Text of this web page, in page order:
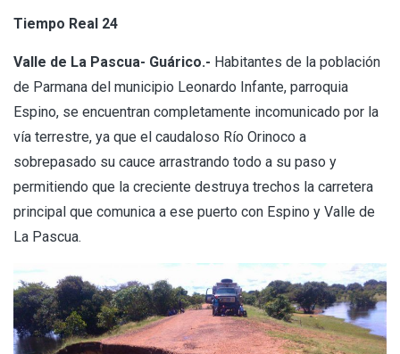
Tiempo Real 24
Valle de La Pascua- Guárico.- Habitantes de la población
de Parmana del municipio Leonardo Infante, parroquia
Espino, se encuentran completamente incomunicado por la
vía terrestre, ya que el caudaloso Río Orinoco a
sobrepasado su cauce arrastrando todo a su paso y
permitiendo que la creciente destruya trechos la carretera
principal que comunica a ese puerto con Espino y Valle de
La Pascua.